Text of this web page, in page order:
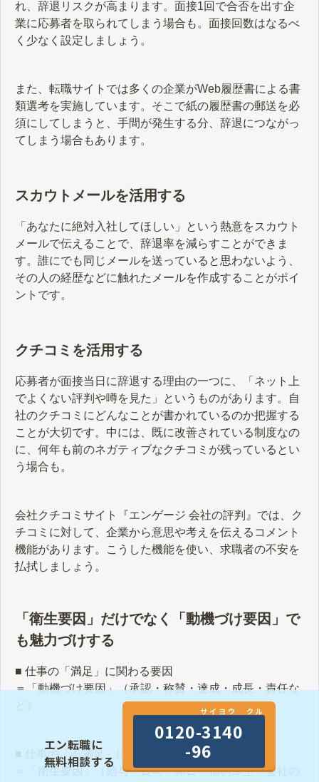
れ、辞退リスクが高まります。面接1回で合否を出す企
業に応募者を取られてしまう場合も。面接回数はなるべ
く少なく設定しましょう。
また、転職サイトでは多くの企業がWeb履歴書による書
類選考を実施しています。そこで紙の履歴書の郵送を必
須にしてしまうと、手間が発生する分、辞退につながっ
てしまう場合もあります。
スカウトメールを活用する
「あなたに絶対入社してほしい」という熱意をスカウト
メールで伝えることで、辞退率を減らすことができま
す。誰にでも同じメールを送っていると思わないよう、
その人の経歴などに触れたメールを作成することがポイ
ントです。
クチコミを活用する
応募者が面接当日に辞退する理由の一つに、「ネット上
でよくない評判や噂を見た」というものがあります。自
社のクチコミにどんなことが書かれているのか把握する
ことが大切です。中には、既に改善されている制度なの
に、何年も前のネガティブなクチコミが残っているとい
う場合も。
会社クチコミサイト『エンゲージ 会社の評判』では、ク
チコミに対して、企業から意思や考えを伝えるコメント
機能があります。こうした機能を使い、求職者の不安を
払拭しましょう。
「衛生要因」だけでなく「動機づけ要因」で
も魅力づけする
■ 仕事の「満足」に関わる要因
＝「動機づけ要因」（承認・称賛・達成・成長・責任な
■ 仕事の「不満足」に関わる要因
＝「衛生要因」（給与・賞与・休日・福利厚生・会社の
エン転職に
無料相談する
サイヨウ クル
0120-3140
-96